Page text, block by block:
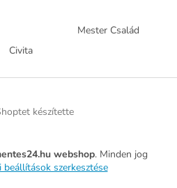
Mester Család
Civita
készítette
webshop. Minden jog
beállítások szerkesztése